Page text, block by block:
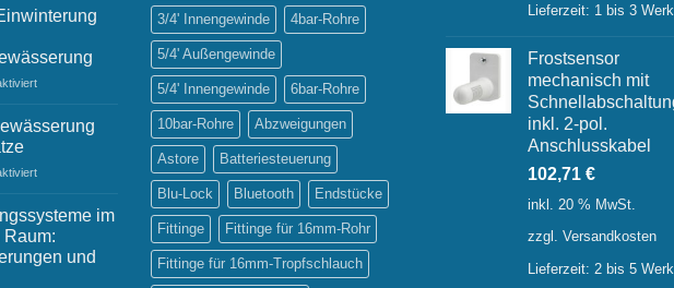
Raintime-
Einwinterung
für
Terrassenbewässerung
für
Bewässerung
für
Sportplätze
im
und
3/4' Innengewinde 4bar-Rohre
5/4' Außengewinde
5/4' Innengewinde 6bar-Rohre
10bar-Rohre Abzweigungen
Astore Batteriesteuerung
Blu-Lock Bluetooth Endstücke
Fittinge Fittinge für 16mm-Rohr
Fittinge für 16mm-Tropfschlauch
Lieferzeit: 1 bis 3
Frostsensor
mechanisch mit
inkl. 2-pol.
Anschlusskabel
102,71 €
inkl. 20 % MwSt.
zzgl. Versandkosten
Lieferzeit: 2 bis 5